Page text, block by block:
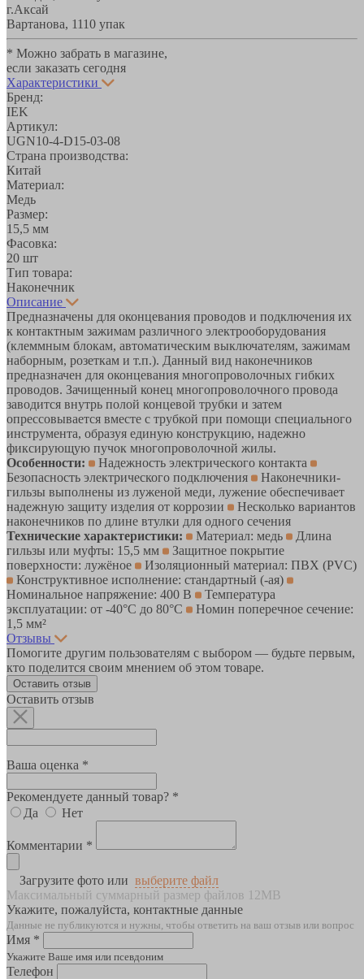
г.Аксай
Вартанова, 1110 упак
* Можно забрать в магазине,
если заказать сегодня
Характеристики
Бренд:
IEK
Артикул:
UGN10-4-D15-03-08
Страна производства:
Китай
Материал:
Медь
Размер:
15,5 мм
Фасовка:
20 шт
Тип товара:
Наконечник
Описание
Предназначены для оконцевания проводов и подключения их
к контактным зажимам различного электрооборудования
(клеммным блокам, автоматическим выключателям, зажимам
наборным, розеткам и т.п.). Данный вид наконечников
предназначен для оконцевания многопроволочных гибких
проводов. Зачищенный конец многопроволочного провода
заводится внутрь полой концевой трубки и затем
опрессовывается вместе с трубкой при помощи специального
инструмента, образуя единую конструкцию, надежно
фиксирующую пучок многопроволочной жилы.
Особенности:
Надежность электрического контакта
Безопасность электрического подключения
Наконечники-
гильзы выполнены из луженой меди, лужение обеспечивает
надежную защиту изделия от коррозии
Несколько вариантов
наконечников по длине втулки для одного сечения
Технические характеристики:
Материал: медь
Длина
гильзы или муфты: 15,5 мм
Защитное покрытие
поверхности: лужёное
Изоляционный материал: ПВХ (PVC)
Конструктивное исполнение: стандартный (-ая)
Номинальное напряжение: 400 В
Температура
эксплуатации: от -40°C до 80°C
Номин поперечное сечение:
1,5 мм²
Отзывы
Помогите другим пользователям с выбором — будьте первым,
кто поделится своим мнением об этом товаре.
Оставить отзыв
Оставить отзыв
Ваша оценка *
Рекомендуете данный товар? *
Да
Нет
Комментарии *
Загрузите фото или выберите файл
Максимальный суммарный размер файлов 12MB
Укажите, пожалуйста, контактные данные
Данные не публикуются и нужны, чтобы ответить на ваш отзыв или вопрос
Имя *
Укажите Ваше имя или псевдоним
Телефон